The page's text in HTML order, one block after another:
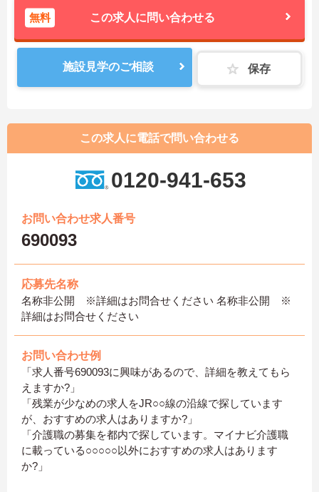
無料 この求人に問い合わせる
施設見学のご相談 保存
この求人に電話で問い合わせる
0120-941-653
お問い合わせ求人番号
690093
応募先名称
名称非公開 ※詳細はお問合せください 名称非公開 ※
詳細はお問合せください
お問い合わせ例
「求人番号690093に興味があるので、詳細を教えてもら
えますか?」
「残業が少なめの求人をJR○○線の沿線で探しています
が、おすすめの求人はありますか?」
「介護職の募集を都内で探しています。マイナビ介護職
に載っている○○○○○以外におすすめの求人はあります
か?」